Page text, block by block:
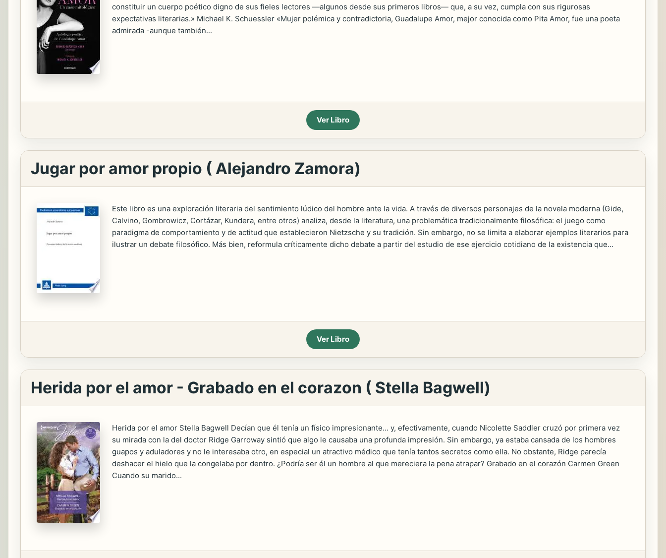
constituir un cuerpo poético digno de sus fieles lectores —algunos desde sus primeros libros— que, a su vez, cumpla con sus rigurosas
expectativas literarias.» Michael K. Schuessler «Mujer polémica y contradictoria, Guadalupe Amor, mejor conocida como Pita Amor, fue una poeta
admirada -aunque también...
Ver Libro
Jugar por amor propio ( Alejandro Zamora)
Este libro es una exploración literaria del sentimiento lúdico del hombre ante la vida. A través de diversos personajes de la novela moderna (Gide,
Calvino, Gombrowicz, Cortázar, Kundera, entre otros) analiza, desde la literatura, una problemática tradicionalmente filosófica: el juego como
paradigma de comportamiento y de actitud que establecieron Nietzsche y su tradición. Sin embargo, no se limita a elaborar ejemplos literarios para
ilustrar un debate filosófico. Más bien, reformula críticamente dicho debate a partir del estudio de ese ejercicio cotidiano de la existencia que...
Ver Libro
Herida por el amor - Grabado en el corazon ( Stella Bagwell)
Herida por el amor Stella Bagwell Decían que él tenía un físico impresionante... y, efectivamente, cuando Nicolette Saddler cruzó por primera vez
su mirada con la del doctor Ridge Garroway sintió que algo le causaba una profunda impresión. Sin embargo, ya estaba cansada de los hombres
guapos y aduladores y no le interesaba otro, en especial un atractivo médico que tenía tantos secretos como ella. No obstante, Ridge parecía
deshacer el hielo que la congelaba por dentro. ¿Podría ser él un hombre al que mereciera la pena atrapar? Grabado en el corazón Carmen Green
Cuando su marido...